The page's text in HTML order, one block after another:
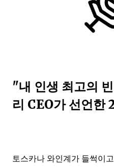
"내 인생 최고의
리 CEO가 선언한
토스카나 와인계가 들썩이